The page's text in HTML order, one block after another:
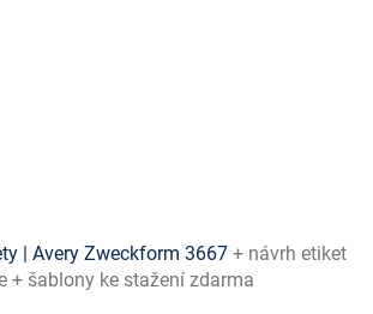
| Avery Zweckform 3667 + návrh etiket
+ šablony ke stažení zdarma